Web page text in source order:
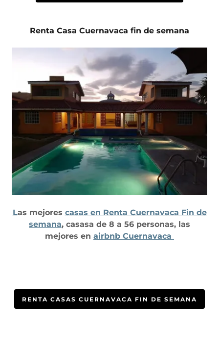
Renta Casa Cuernavaca fin de semana
Las mejores casas en Renta Cuernavaca Fin de
semana, casasa de 8 a 56 personas, las
mejores en airbnb Cuernavaca
RENTA CASAS CUERNAVACA FIN DE SEMANA